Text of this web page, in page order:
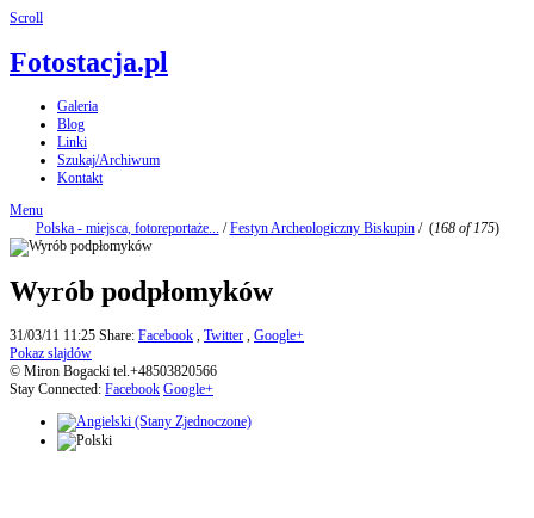
Scroll
Fotostacja.pl
Galeria
Blog
Linki
Szukaj/Archiwum
Kontakt
Menu
Polska - miejsca, fotoreportaże... /Festyn Archeologiczny Biskupin/ (168 of 175)
Wyrób podpłomyków
31/03/11 11:25 Share: Facebook , Twitter , Google+
Pokaz slajdów
© Miron Bogacki tel.+48503820566
Stay Connected: Facebook Google+